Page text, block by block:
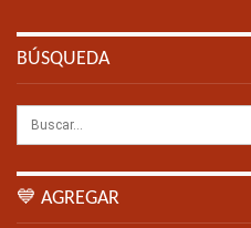
BÚSQUEDA
💙 AGREGAR